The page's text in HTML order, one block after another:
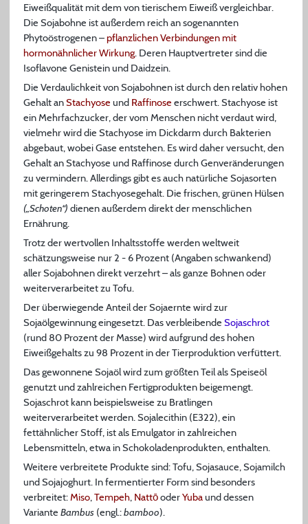
Eiweißqualität mit dem von tierischem Eiweiß vergleichbar.
Die Sojabohne ist außerdem reich an sogenannten
Phytoöstrogenen –pflanzlichen Verbindungen mit
hormonähnlicher Wirkung. Deren Hauptvertreter sind die
Isoflavone Genistein und Daidzein.
Die Verdaulichkeit von Sojabohnen ist durch den relativ hohen
Gehalt anStachyose und Raffinose erschwert. Stachyose ist
ein Mehrfachzucker, der vom Menschen nicht verdaut wird,
vielmehr wird die Stachyose im Dickdarm durch Bakterien
abgebaut, wobei Gase entstehen. Es wird daher versucht, den
Gehalt an Stachyose und Raffinose durch Genveränderungen
zu vermindern. Allerdings gibt es auch natürliche Sojasorten
mit geringerem Stachyosegehalt. Die frischen, grünen Hülsen
(„Schoten“) dienen außerdem direkt der menschlichen
Ernährung.
Trotz der wertvollen Inhaltsstoffe werden weltweit
schätzungsweise nur 2 - 6 Prozent (Angaben schwankend)
aller Sojabohnen direkt verzehrt – als ganze Bohnen oder
weiterverarbeitet zu Tofu.
Der überwiegende Anteil der Sojaernte wird zur
Sojaölgewinnung eingesetzt. Das verbleibende Sojaschrot
(rund 80 Prozent der Masse) wird aufgrund des hohen
Eiweißgehalts zu 98 Prozent in der Tierproduktion verfüttert.
Das gewonnene Sojaöl wird zum größten Teil als Speiseöl
genutzt und zahlreichen Fertigprodukten beigemengt.
Sojaschrot kann beispielsweise zu Bratlingen
weiterverarbeitet werden. Sojalecithin (E322), ein
fettähnlicher Stoff, ist als Emulgator in zahlreichen
Lebensmitteln, etwa in Schokoladenprodukten, enthalten.
Weitere verbreitete Produkte sind: Tofu, Sojasauce, Sojamilch
und Sojajoghurt. In fermentierter Form sind besonders
verbreitet: Miso, Tempeh, NattōoderYubaund dessen
Variante Bambus (engl.:bamboo).